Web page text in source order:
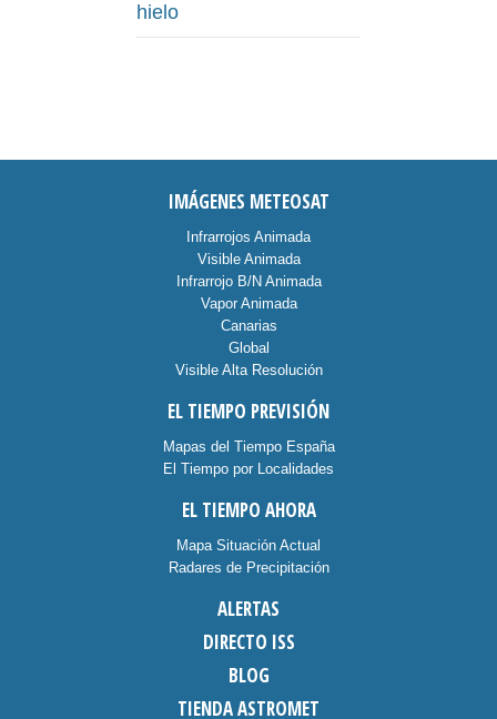
hielo
IMÁGENES METEOSAT
Infrarrojos Animada
Visible Animada
Infrarrojo B/N Animada
Vapor Animada
Canarias
Global
Visible Alta Resolución
EL TIEMPO PREVISIÓN
Mapas del Tiempo España
El Tiempo por Localidades
EL TIEMPO AHORA
Mapa Situación Actual
Radares de Precipitación
ALERTAS
DIRECTO ISS
BLOG
TIENDA ASTROMET